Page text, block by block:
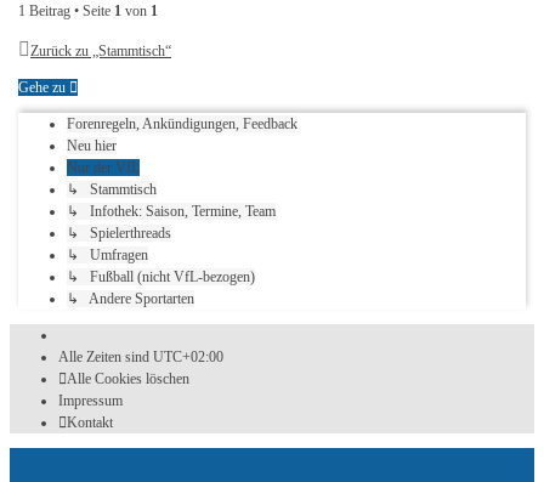
1 Beitrag • Seite 1 von 1
Zurück zu „Stammtisch“
Gehe zu
Forenregeln, Ankündigungen, Feedback
Neu hier
Nur der VfL
↳ Stammtisch
↳ Infothek: Saison, Termine, Team
↳ Spielerthreads
↳ Umfragen
↳ Fußball (nicht VfL-bezogen)
↳ Andere Sportarten
Alle Zeiten sind UTC+02:00
Alle Cookies löschen
Impressum
Kontakt